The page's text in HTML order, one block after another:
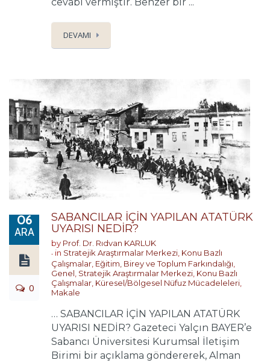
DEVAMI
06
ARA
0
SABANCILAR İÇİN YAPILAN ATATÜRK
UYARISI NEDİR?
by Prof. Dr. Rıdvan KARLUK
in Stratejik Araştırmalar Merkezi Konu Bazlı
Çalışmalar Eğitim, Birey ve Toplum Farkındalığı
Genel Stratejik Araştırmalar Merkezi Konu Bazlı
Çalışmalar Küresel/Bölgesel Nüfuz Mücadeleleri
Makale
… SABANCILAR İÇİN YAPILAN ATATÜRK
UYARISI NEDİR? Gazeteci Yalçın BAYER’e
Sabancı Üniversitesi Kurumsal İletişim
Birimi bir açıklama göndererek, Alman